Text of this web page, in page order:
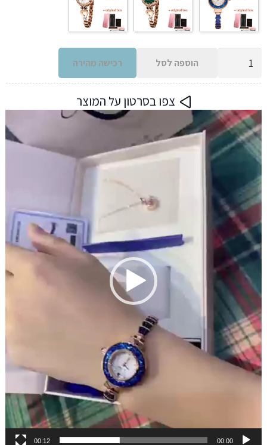
לנשים
בעיצוב
מיוחד
עם
אבנים
4
סגנונות
לבחירה
הוספה לסל רכישה מהירה
צפו בסרטון על המוצר
נגן
00:00
00:12